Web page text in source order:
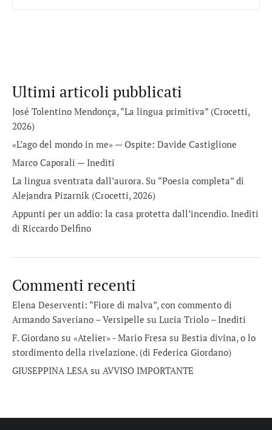
Ultimi articoli pubblicati
José Tolentino Mendonça, “La lingua primitiva” (Crocetti,
2026)
«L’ago del mondo in me» — Ospite: Davide Castiglione
Marco Caporali — Inediti
La lingua sventrata dall’aurora. Su “Poesia completa” di
Alejandra Pizarnik (Crocetti, 2026)
Appunti per un addio: la casa protetta dall’incendio. Inediti
di Riccardo Delfino
Commenti recenti
Elena Deserventi: “Fiore di malva”, con commento di
Armando Saveriano – Versipelle su Lucia Triolo – Inediti
F. Giordano su «Atelier» - Mario Fresa su Bestia divina, o lo
stordimento della rivelazione. (di Federica Giordano)
GIUSEPPINA LESA su AVVISO IMPORTANTE